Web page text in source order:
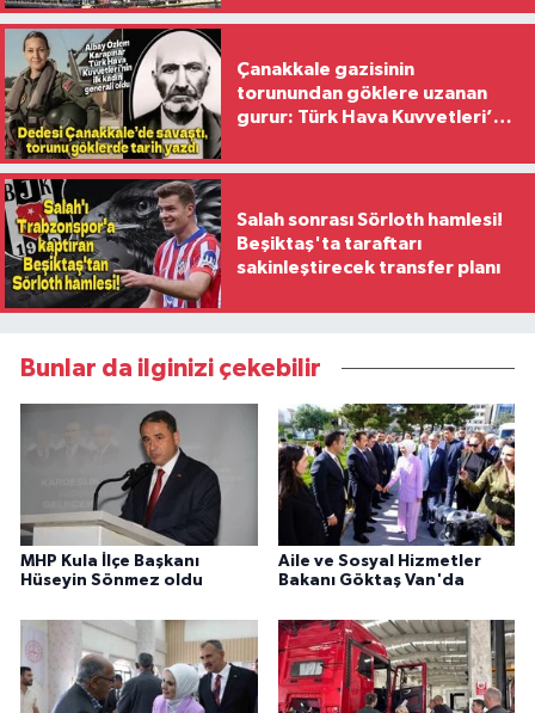
Çanakkale gazisinin
torunundan göklere uzanan
gurur: Türk Hava Kuvvetleri’nin
Salah sonrası Sörloth hamlesi!
Beşiktaş'ta taraftarı
sakinleştirecek transfer planı
Bunlar da ilginizi çekebilir
MHP Kula İlçe Başkanı
Hüseyin Sönmez oldu
Aile ve Sosyal Hizmetler
Bakanı Göktaş Van'da